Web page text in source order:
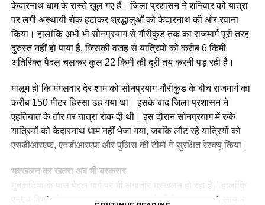
केदारनाथ धाम के रास्ते खुल गए हैं। जिला प्रशासन ने शनिवार को यात्रा
पर लगी अस्थायी रोक हटाकर श्रद्धालुओं को केदारनाथ की ओर रवाना
किया। हालांकि अभी भी सोनप्रयाग से गौरीकुंड तक का राजमार्ग पूरी तरह
दुरुस्त नहीं हो पाया है, जिसकी वजह से यात्रियों को करीब 6 किमी
अतिरिक्त पैदल चलकर कुल 22 किमी की दूरी तय करनी पड़ रही है।
मालूम हो कि मंगलवार देर शाम को सोनप्रयाग-गौरीकुंड के बीच राजमार्ग का
करीब 150 मीटर हिस्सा ढह गया था। इसके बाद जिला प्रशासन ने
एहतियात के तौर पर यात्रा रोक दी थी। इस दौरान सोनप्रयाग में रुके
यात्रियों को केदारनाथ धाम नहीं भेजा गया, जबकि लौट रहे यात्रियों को
एसडीआरएफ, एनडीआरएफ और पुलिस की टीमों ने सुरक्षित रेस्क्यू किया।
भूस्खलन का खतरा अब भी बरकरार
एनएच विभाग ने युद्धस्तर पर काम कर राजमार्ग को पैदल आवाजाही लायक